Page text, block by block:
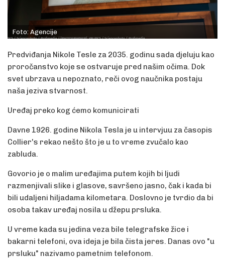
Foto: Agencije
Predviđanja Nikole Tesle za 2035. godinu sada djeluju kao
proročanstvo koje se ostvaruje pred našim očima. Dok
svet ubrzava u nepoznato, reči ovog naučnika postaju
naša jeziva stvarnost.
Uređaj preko kog ćemo komunicirati
Davne 1926. godine Nikola Tesla je u intervjuu za časopis
Collier's rekao nešto što je u to vreme zvučalo kao
zabluda.
Govorio je o malim uređajima putem kojih bi ljudi
razmenjivali slike i glasove, savršeno jasno, čak i kada bi
bili udaljeni hiljadama kilometara. Doslovno je tvrdio da bi
osoba takav uređaj nosila u džepu prsluka.
U vreme kada su jedina veza bile telegrafske žice i
bakarni telefoni, ova ideja je bila čista jeres. Danas ovo "u
prsluku" nazivamo pametnim telefonom.